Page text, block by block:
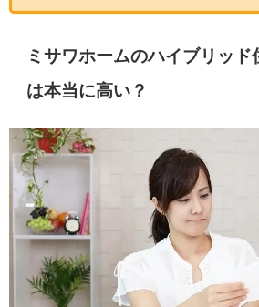
ミサワホームのハイブリッド
は本当に高い？